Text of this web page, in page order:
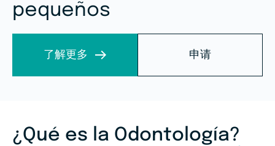
pequeños
了解更多 申请
¿Qué es la Odontología?